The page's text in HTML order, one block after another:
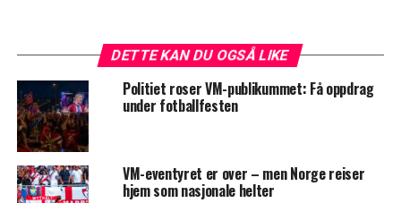
DETTE KAN DU OGSÅ LIKE
Politiet roser VM-publikummet: Få oppdrag
under fotballfesten
VM-eventyret er over – men Norge reiser
hjem som nasjonale helter